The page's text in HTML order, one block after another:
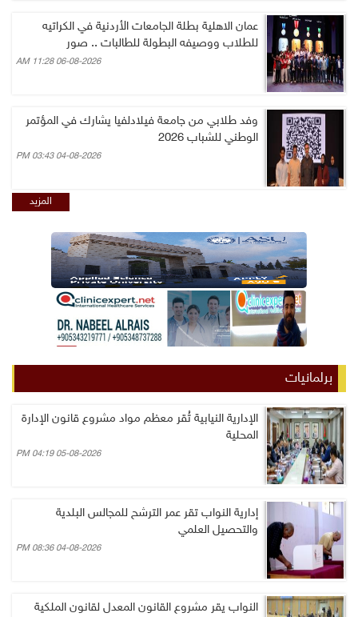
عمان الاهلية بطلة الجامعات الأردنية في الكراتيه
للطلاب ووصيفه البطولة للطالبات .. صور
06-08-2026 11:28 AM
وفد طلابي من جامعة فيلادلفيا يشارك في المؤتمر
الوطني للشباب 2026
04-08-2026 03:43 PM
المزيد
برلمانيات
الإدارية النيابية تُقر معظم مواد مشروع قانون الإدارة
المحلية
05-08-2026 04:19 PM
إدارية النواب تقر عمر الترشح للمجالس البلدية
والتحصيل العلمي
04-08-2026 08:36 PM
النواب يقر مشروع القانون المعدل لقانون الملكية